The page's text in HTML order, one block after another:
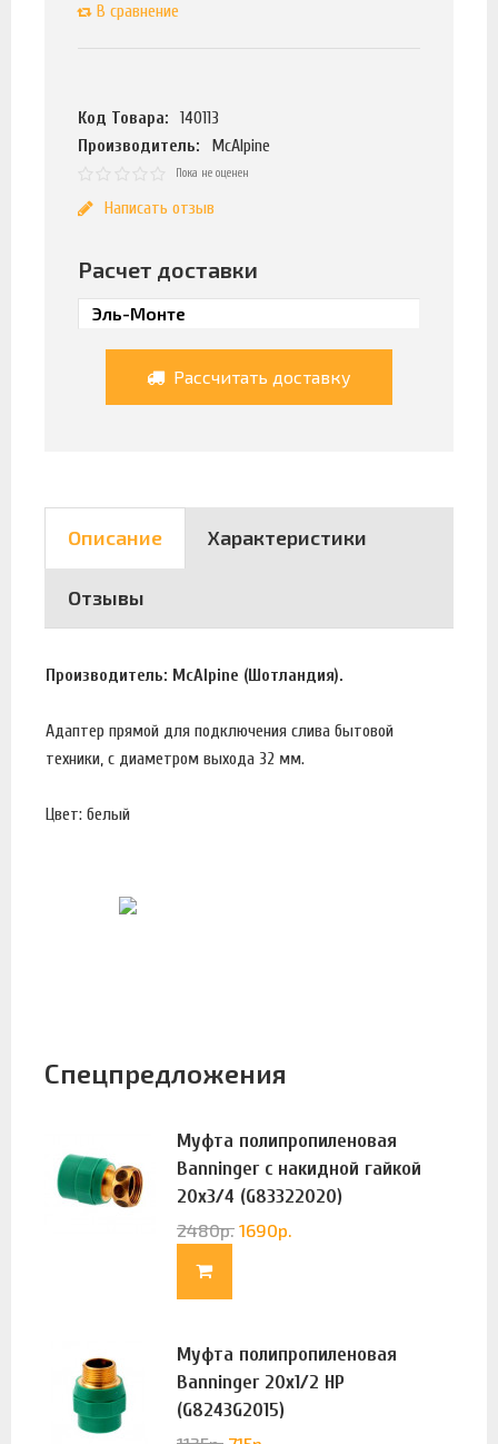
В сравнение
Код Товара:
140113
Производитель:
McAlpine
Пока не оценен
Написать отзыв
Расчет доставки
Рассчитать доставку
Описание Характеристики
Отзывы
Производитель: McAlpine (Шотландия).
Адаптер прямой для подключения слива бытовой
техники, с диаметром выхода 32 мм.
Цвет: белый
Спецпредложения
Муфта полипропиленовая
Banninger с накидной гайкой
20х3/4 (G83322020)
2480р. 1690р.
Муфта полипропиленовая
Banninger 20х1/2 НР
(G8243G2015)